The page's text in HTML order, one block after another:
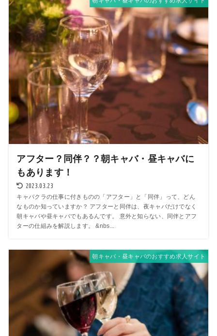
アフター？同伴？？朝キャバ・昼キャバに
もあります！
2023.03.23
キャバクラの仕事に付きものの「アフター」と「同伴」って、どん
なものか知っていますか？ アフターと同伴は、夜キャバだけでなく
朝キャバや昼キャバでもあるんです。 意外と知らない、同伴とアフ
ターの仕組みを解説します。 &nbs...
朝キャバ・昼キャバのおすすめ求人サイト